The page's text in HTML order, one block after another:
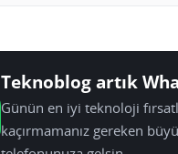
Teknoblog artık
Günün en iyi teknoloji
kaçırmamanız gereken